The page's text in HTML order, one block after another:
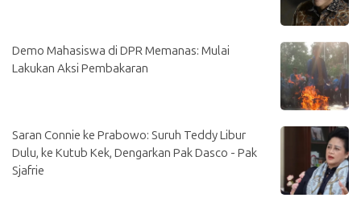
Demo Mahasiswa di DPR Memanas: Mulai
Lakukan Aksi Pembakaran
Saran Connie ke Prabowo: Suruh Teddy Libur
Dulu, ke Kutub Kek, Dengarkan Pak Dasco - Pak
Sjafrie